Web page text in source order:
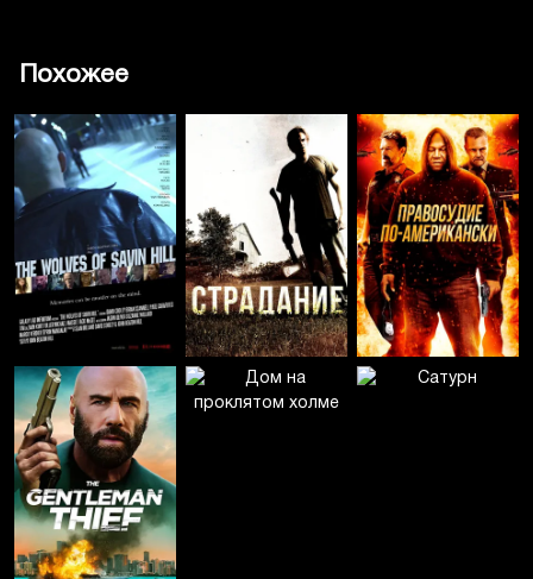
Похожее